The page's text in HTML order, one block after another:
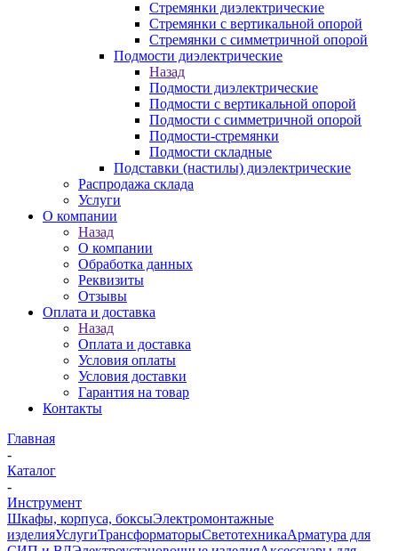
Стремянки диэлектрические
Стремянки с вертикальной опорой
Стремянки с симметричной опорой
Подмости диэлектрические
Назад
Подмости диэлектрические
Подмости с вертикальной опорой
Подмости с симметричной опорой
Подмости-стремянки
Подмости складные
Подставки (настилы) диэлектрические
Распродажа склада
Услуги
О компании
Назад
О компании
Обработка данных
Реквизиты
Отзывы
Оплата и доставка
Назад
Оплата и доставка
Условия оплаты
Условия доставки
Гарантия на товар
Контакты
Главная
-
Каталог
-
Инструмент
Шкафы, корпуса, боксыЭлектромонтажные
изделияУслугиТрансформаторыСветотехникаАрматура для